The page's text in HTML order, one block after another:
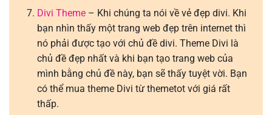
Divi Theme– Khi chúng ta nói về vẻ đẹp divi. Khi
bạn nhìn thấy một trang web đẹp trên internet thì
nó phải được tạo với chủ đề divi. Theme Divi là
chủ đề đẹp nhất và khi bạn tạo trang web của
mình bằng chủ đề này, bạn sẽ thấy tuyệt vời. Bạn
có thể mua theme Divi từ themetot với giá rất
thấp.